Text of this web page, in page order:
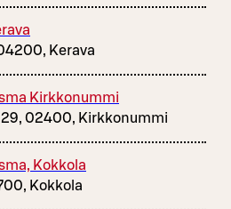
Kerava
Kirkkonummi
02400, Kirkkonummi
Kokkola
Kokkola